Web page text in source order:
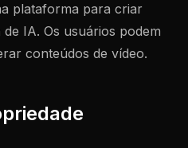
plataforma para criar
IA. Os usuários podem
conteúdos de vídeo.